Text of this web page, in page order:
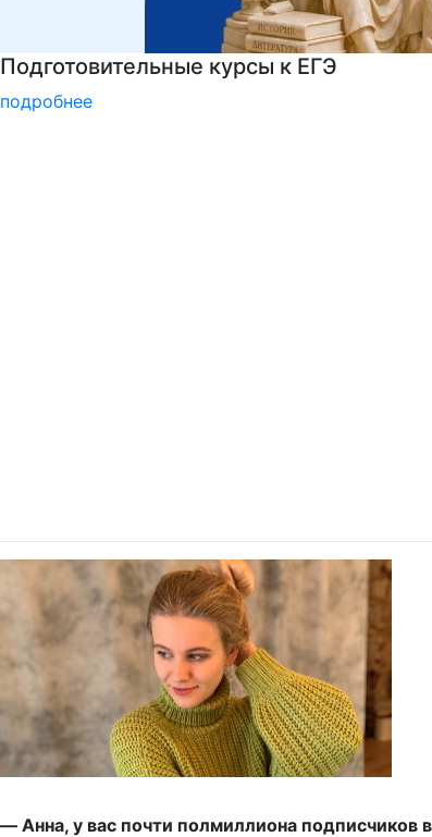
Психологическая служба РГГУ
подробнее
― Анна, у вас почти полмиллиона подписчиков